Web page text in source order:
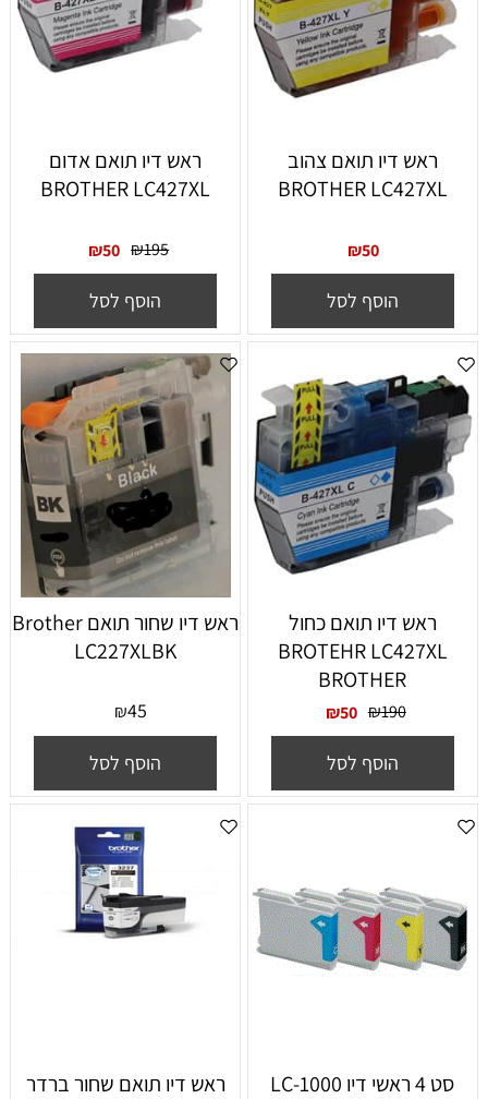
ראש דיו תואם צהוב
BROTHER LC427XL
₪50
הוסף לסל
ראש דיו תואם אדום
BROTHER LC427XL
₪195
₪50
הוסף לסל
ראש דיו תואם כחול
BROTEHR LC427XL
BROTHER
₪190
₪50
הוסף לסל
‏ראש דיו ‏שחור תואם Brother
LC227XLBK
₪45
הוסף לסל
סט 4 ראשי דיו LC-1000
ראש דיו תואם שחור ברדר